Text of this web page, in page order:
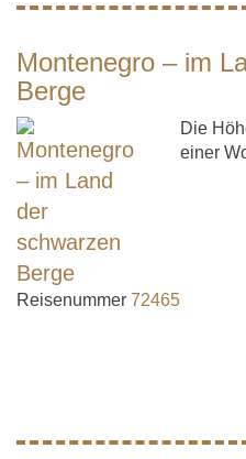
Montenegro – im
Berge
Die
einer
Reisenummer 72465